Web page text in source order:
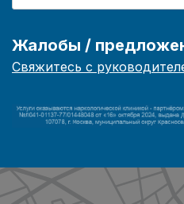
Жалобы /
Свяжитесь с